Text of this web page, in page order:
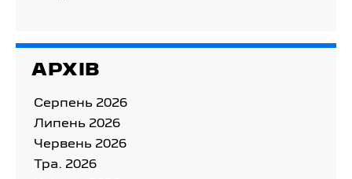
АРХІВ
Серпень 2026
Липень 2026
Червень 2026
Тра. 2026